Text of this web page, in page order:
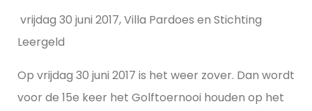
vrijdag 30 juni 2017, Villa Pardoes en Stichting
Leergeld
Op vrijdag 30 juni 2017 is het weer zover. Dan wordt
voor de 15e keer het Golftoernooi houden op het